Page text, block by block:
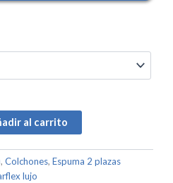
al carrito
, Colchones, Espuma 2 plazas
lujo